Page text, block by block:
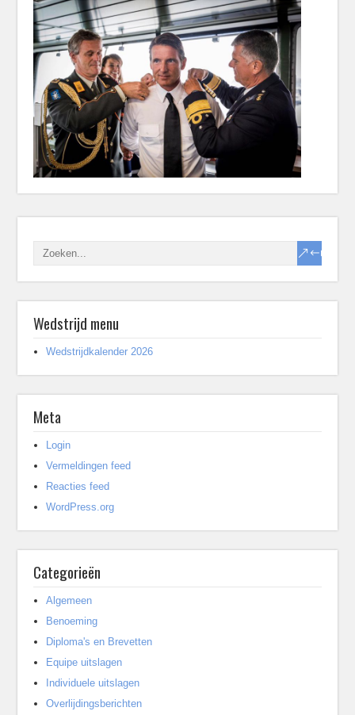
Wedstrijd menu
Wedstrijdkalender 2026
Meta
Login
Vermeldingen feed
Reacties feed
WordPress.org
Categorieën
Algemeen
Benoeming
Diploma's en Brevetten
Equipe uitslagen
Individuele uitslagen
Overlijdingsberichten